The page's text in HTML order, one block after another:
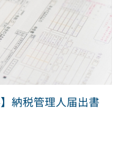
納税管理人届出書